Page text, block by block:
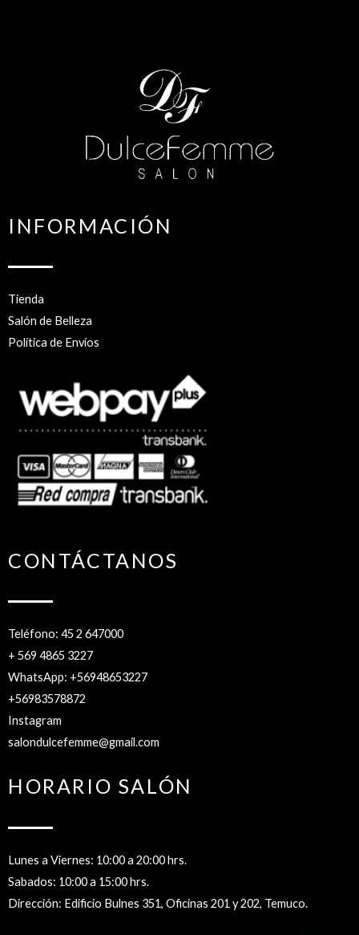
INFORMACIÓN
Tienda
Salón de Belleza
Política de Envíos
CONTÁCTANOS
Teléfono: 45 2 647000
+ 569 4865 3227
WhatsApp: +56948653227
+56983578872
Instagram
salondulcefemme@gmail.com
HORARIO SALÓN
Lunes a Viernes: 10:00 a 20:00 hrs.
Sabados: 10:00 a 15:00 hrs.
Dirección: Edificio Bulnes 351, Oficinas 201 y 202, Temuco.